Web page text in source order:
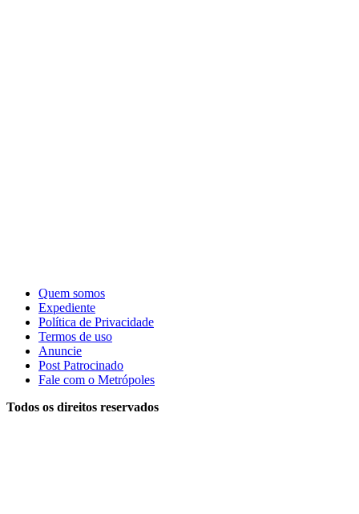
Quem somos
Expediente
Política de Privacidade
Termos de uso
Anuncie
Post Patrocinado
Fale com o Metrópoles
Todos os direitos reservados